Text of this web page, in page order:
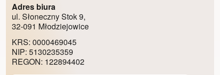
Adres biura
ul. Słoneczny Stok 9,
32-091 Młodziejowice
KRS: 0000469045
NIP: 5130235359
REGON: 122894402